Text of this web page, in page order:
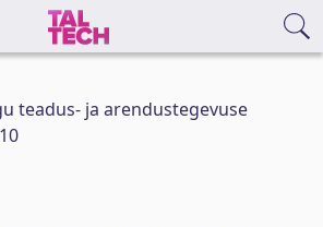
teadus- ja arendustegevuse